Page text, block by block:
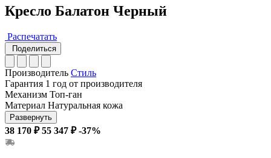
Кресло Балатон Черный
Распечатать
Поделиться
Производитель Стиль
Гарантия 1 год от производителя
Механизм Топ-ган
Материал Натуральная кожа
Развернуть
38 170 ₽ 55 347 ₽ -37%